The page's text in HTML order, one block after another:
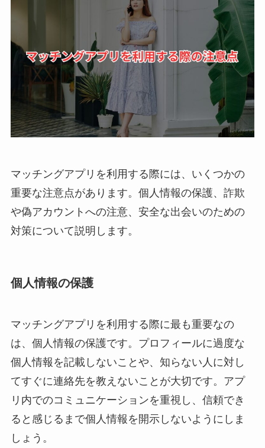
マッチングアプリを利用する際には、いくつかの
重要な注意点があります。個人情報の保護、詐欺
や偽アカウントへの注意、安全な出会いのための
対策について説明します。
個人情報の保護
マッチングアプリを利用する際に最も重要なの
は、個人情報の保護です。プロフィールに過度な
個人情報を記載しないことや、知らない人に対し
てすぐに連絡先を教えないことが大切です。アプ
リ内でのコミュニケーションを重視し、信頼でき
ると感じるまで個人情報を開示しないようにしま
しょう。